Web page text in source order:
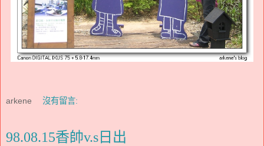
arkene 沒有留言:
98.08.15香帥v.s日出